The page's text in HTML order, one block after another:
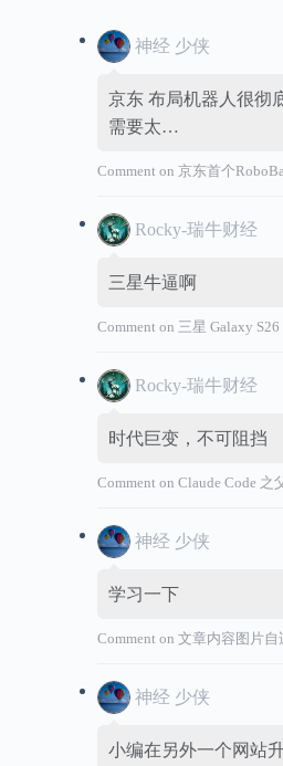
神经 少侠
京东 布局机器人很彻
需要太…
Comment on京东首个RoboBase落子广州
Rocky-瑞牛财经
三星牛逼啊
Comment on 三星 Galaxy S26 Ultra 防窥屏
Rocky-瑞牛财经
时代巨变，不可阻挡
Comment onClaude Code 之父：2026
神经 少侠
学习一下
Comment on文章内容图片自
神经 少侠
小编在另外一个网站